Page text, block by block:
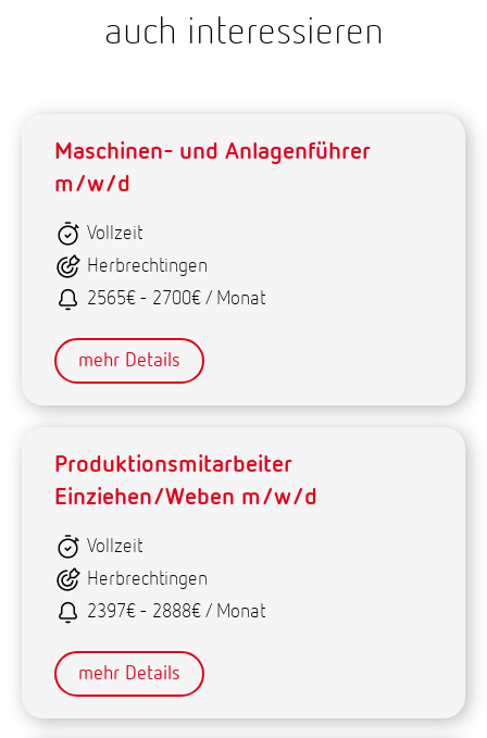
auch interessieren
Maschinen- und Anlagenführer
m/w/d
Vollzeit
Herbrechtingen
2565€ - 2700€ / Monat
mehr Details
Produktionsmitarbeiter
Einziehen/Weben m/w/d
Vollzeit
Herbrechtingen
2397€ - 2888€ / Monat
mehr Details